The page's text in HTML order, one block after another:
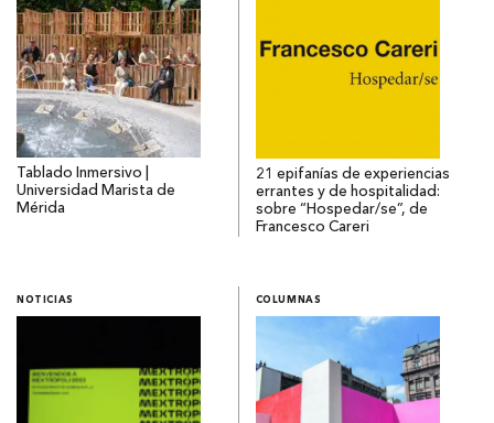
Tablado Inmersivo |
Universidad Marista de
Mérida
21 epifanías de experiencias
errantes y de hospitalidad:
sobre “Hospedar/se”, de
Francesco Careri
NOTICIAS COLUMNAS